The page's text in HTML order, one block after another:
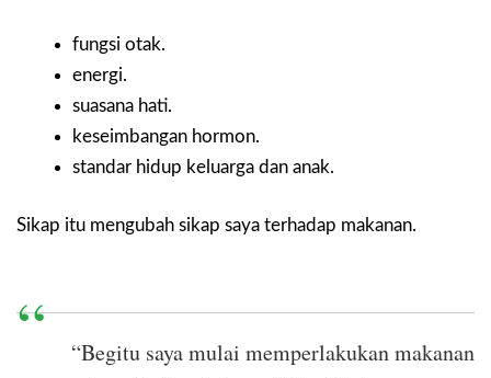
fungsi otak.
energi.
suasana hati.
keseimbangan hormon.
standar hidup keluarga dan anak.
Sikap itu mengubah sikap saya terhadap makanan.
“Begitu saya mulai memperlakukan makanan